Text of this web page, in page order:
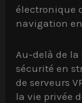
électronique
navigation
Au-delà de
sécurité en
de serveurs
la vie privée